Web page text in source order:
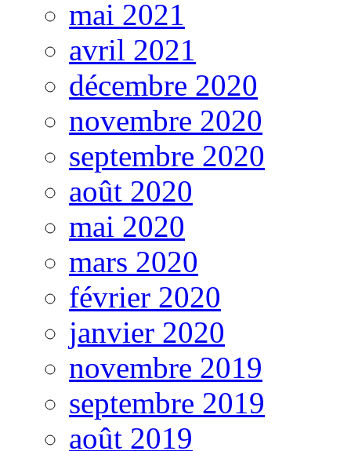
mai 2021
avril 2021
décembre 2020
novembre 2020
septembre 2020
août 2020
mai 2020
mars 2020
février 2020
janvier 2020
novembre 2019
septembre 2019
août 2019